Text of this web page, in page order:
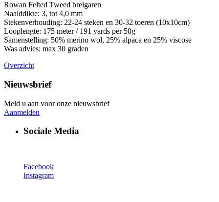
Rowan Felted Tweed breigaren
Naalddikte: 3, tot 4,0 mm
Stekenverhouding: 22-24 steken en 30-32 toeren (10x10cm)
Looplengte: 175 meter / 191 yards per 50g
Samenstelling: 50% merino wol, 25% alpaca en 25% viscose
Was advies: max 30 graden
Overzicht
Nieuwsbrief
Meld u aan voor onze nieuwsbrief
Aanmelden
Sociale Media
Facebook
Instagram